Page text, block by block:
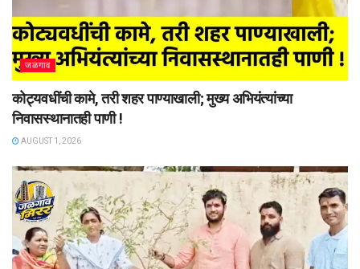
जळगाव
कोट्यवधींची कामे, तरी शहर पाण्याखाली; मुख्य अभियंत्यांच्या
निवासस्थानातही पाणी !
AUGUST 1, 2026